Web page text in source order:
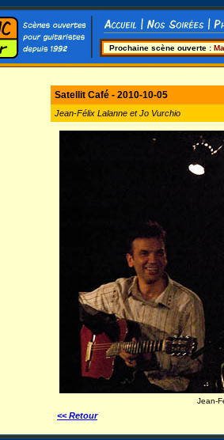
Prochaine scène ouverte :
Satellit Café - 2010-10-05
Jean-Félix Lalanne et Jo Vurchio
Jean-
<< Retour